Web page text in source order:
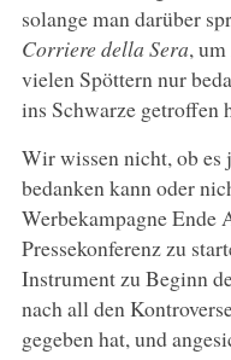
solange man darüber
Corriere della Sera,
vielen Spöttern nur
ins Schwarze getroffen
Wir wissen nicht, ob es
bedanken kann oder
Werbekampagne
Pressekonferenz zu
Instrument zu Beginn
nach all den
gegeben hat, und